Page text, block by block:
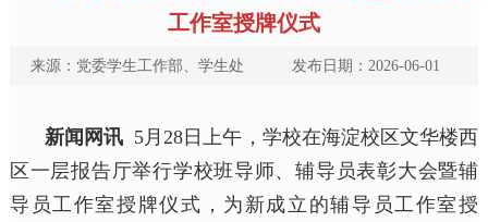
工作室授牌仪式
来源：党委学生工作部、学生处 发布日期：2026-06-01
新闻网讯 5月28日上午，学校在海淀校区文华楼西
区一层报告厅举行学校班导师、辅导员表彰大会暨辅
导员工作室授牌仪式，为新成立的辅导员工作室授